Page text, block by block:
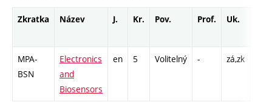
Zkratka Název J. Kr. Pov. Prof. Uk.
MPA-
BSN
Electronics
and
Biosensors
en 5 Volitelný - zá,zk